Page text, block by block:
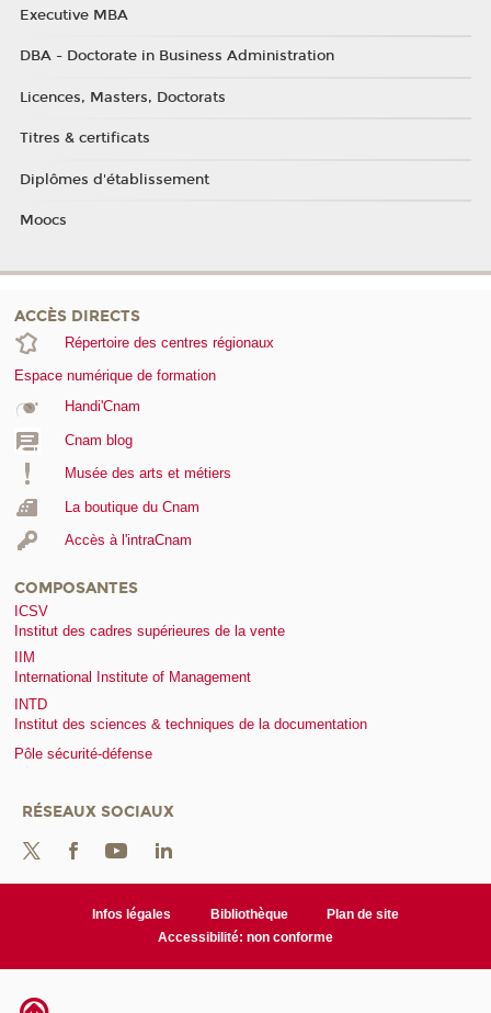
Executive MBA
DBA - Doctorate in Business Administration
Licences, Masters, Doctorats
Titres & certificats
Diplômes d'établissement
Moocs
ACCÈS DIRECTS
Répertoire des centres régionaux
Espace numérique de formation
Handi'Cnam
Cnam blog
Musée des arts et métiers
La boutique du Cnam
Accès à l'intraCnam
COMPOSANTES
ICSV
Institut des cadres supérieures de la vente
IIM
International Institute of Management
INTD
Institut des sciences & techniques de la documentation
Pôle sécurité-défense
RÉSEAUX SOCIAUX
Infos légales Bibliothèque
Plan de site
Accessibilité: non conforme